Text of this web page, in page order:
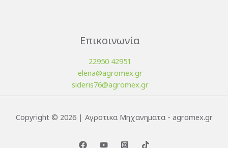
Επικοινωνία
22950 42951
elena@agromex.gr
sideris76@agromex.gr
Copyright © 2026 | Αγροτικα Μηχανηματα - agromex.gr